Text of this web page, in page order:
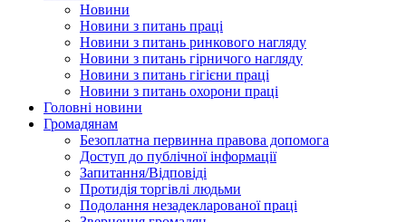
Новини
Новини з питань праці
Новини з питань ринкового нагляду
Новини з питань гірничого нагляду
Новини з питань гігієни праці
Новини з питань охорони праці
Головні новини
Громадянам
Безоплатна первинна правова допомога
Доступ до публічної інформації
Запитання/Відповіді
Протидія торгівлі людьми
Подолання незадекларованої праці